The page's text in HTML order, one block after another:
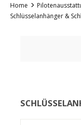
Home
Schlüsselanhänger &